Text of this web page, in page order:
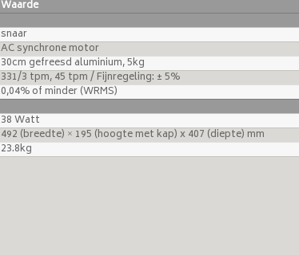
Waarde
snaar
AC synchrone motor
30cm gefreesd aluminium, 5kg
331/3 tpm, 45 tpm / Fijnregeling: ± 5%
0,04% of minder (WRMS)
38 Watt
492 (breedte) × 195 (hoogte met kap) x 407 (diepte) mm
23.8kg